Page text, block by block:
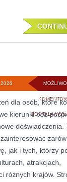
ZOSTAŁA
dla osób, które
kierunki bez
doświadczenia.
jak i tych, którzy
atrakcjach,
różnych krajów.